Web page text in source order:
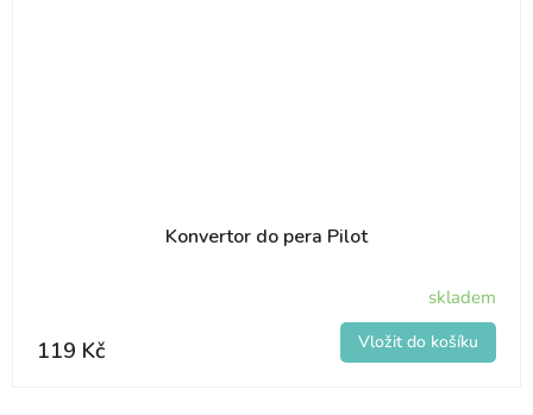
Konvertor do pera Pilot
skladem
119 Kč